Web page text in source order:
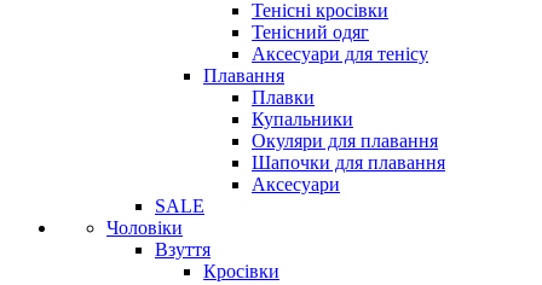
Тенісні кросівки
Тенісний одяг
Аксесуари для тенісу
Плавання
Плавки
Купальники
Окуляри для плавання
Шапочки для плавання
Аксесуари
SALE
Чоловіки
Взуття
Кросівки